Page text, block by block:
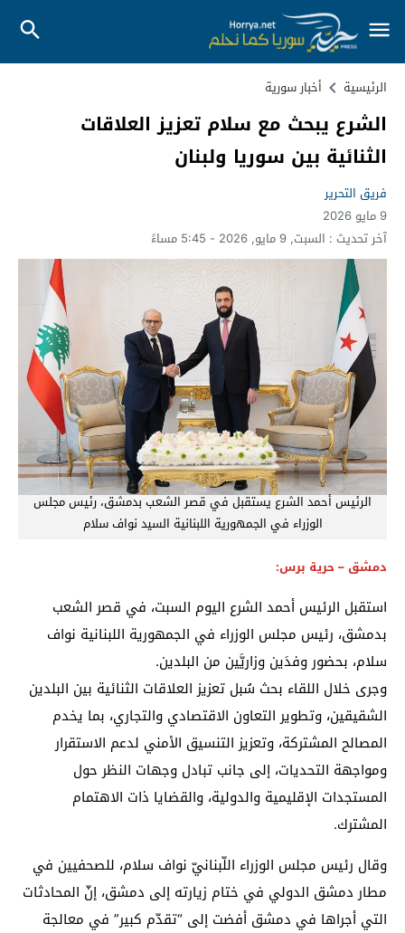
الرئيسية أخبار سورية
الشرع يبحث مع سلام تعزيز العلاقات
الثنائية بين سوريا ولبنان
فريق التحرير
9 مايو 2026
آخر تحديث : السبت, 9 مايو, 2026 - 5:45 مساءً
الرئيس أحمد الشرع يستقبل في قصر الشعب بدمشق، رئيس مجلس
الوزراء في الجمهورية اللبنانية السيد نواف سلام
دمشق – حرية برس:
استقبل الرئيس أحمد الشرع اليوم السبت، في قصر الشعب
بدمشق، رئيس مجلس الوزراء في الجمهورية اللبنانية نواف
سلام، بحضور وفدَين وزاريَّين من البلدين.
وجرى خلال اللقاء بحث سُبل تعزيز العلاقات الثنائية بين البلدين
الشقيقين، وتطوير التعاون الاقتصادي والتجاري، بما يخدم
المصالح المشتركة، وتعزيز التنسيق الأمني لدعم الاستقرار
ومواجهة التحديات، إلى جانب تبادل وجهات النظر حول
المستجدات الإقليمية والدولية، والقضايا ذات الاهتمام
المشترك.
وقال رئيس مجلس الوزراء اللّبنانيّ نواف سلام، للصحفيين في
مطار دمشق الدولي في ختام زيارته إلى دمشق، إنّ المحادثات
التي أجراها في دمشق أفضت إلى “تقدّم كبير” في معالجة